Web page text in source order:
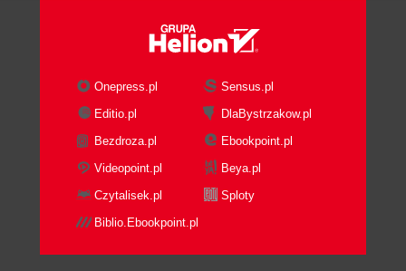
Onepress.pl
Sensus.pl
Editio.pl
DlaBystrzakow.pl
Bezdroza.pl
Ebookpoint.pl
Videopoint.pl
Beya.pl
Czytalisek.pl
Sploty
Biblio.Ebookpoint.pl